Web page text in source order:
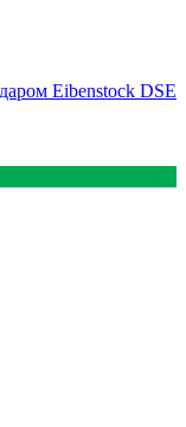
Eibenstock DSE